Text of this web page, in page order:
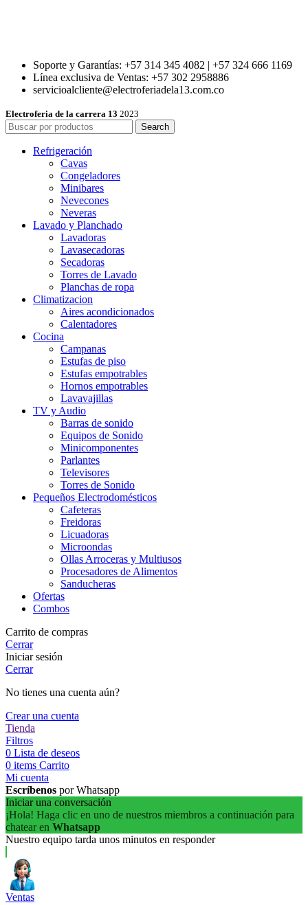
Soporte y Garantías: +57 314 345 4082 | +57 324 666 1169
Línea exclusiva de Ventas: +57 302 2958886
servicioalcliente@electroferiadela13.com.co
Electroferia de la carrera 13 2023
Search
Refrigeración
Cavas
Congeladores
Minibares
Nevecones
Neveras
Lavado y Planchado
Lavadoras
Lavasecadoras
Secadoras
Torres de Lavado
Planchas de ropa
Climatizacion
Aires acondicionados
Calentadores
Cocina
Campanas
Estufas de piso
Estufas empotrables
Hornos empotrables
Lavavajillas
TV y Audio
Barras de sonido
Equipos de Sonido
Minicomponentes
Parlantes
Televisores
Torres de Sonido
Pequeños Electrodomésticos
Cafeteras
Freidoras
Licuadoras
Microondas
Ollas Arroceras y Multiusos
Procesadores de Alimentos
Sanducheras
Ofertas
Combos
Carrito de compras
Cerrar
Iniciar sesión
Cerrar
No tienes una cuenta aún?
Crear una cuenta
Tienda
Filtros
0 Lista de deseos
0 items Carrito
Mi cuenta
Escríbenos por Whatsapp
Iniciar una conversación
¡Hola! Haga clic en uno de nuestros miembros a continuación para
chatear en Whatsapp
Nuestro equipo tarda unos minutos en responder
Ventas